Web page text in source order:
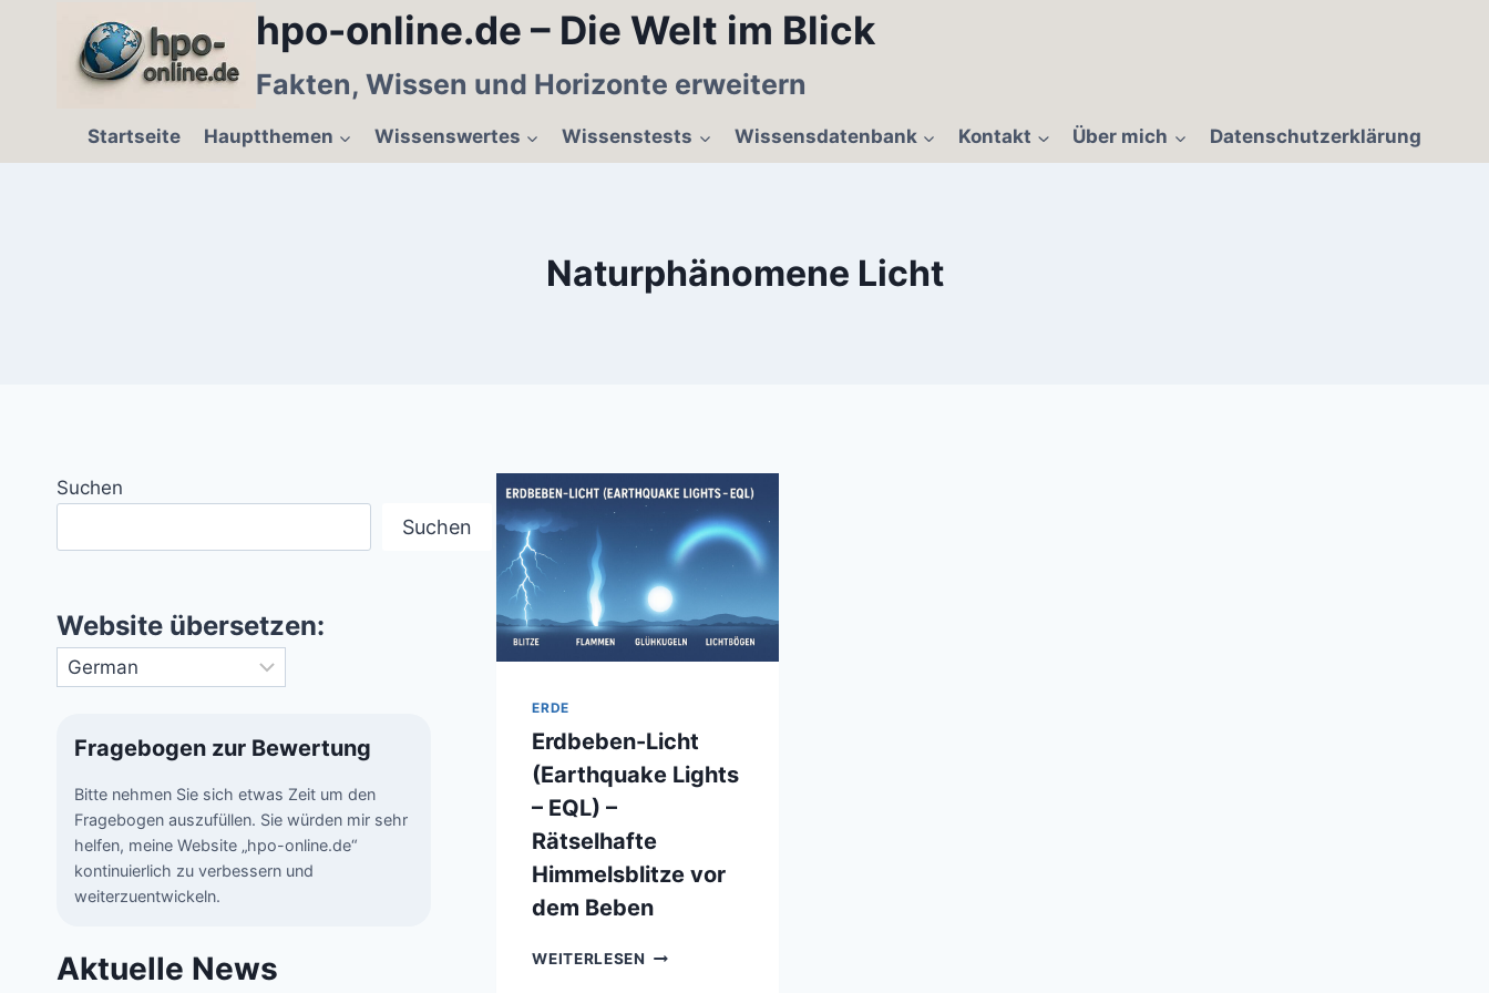
hpo-online.de – Die Welt im Blick
Fakten, Wissen und Horizonte erweitern
Startseite Hauptthemen Wissenswertes Wissenstests Wissensdatenbank Kontakt Über mich Datenschutzerklärung
Naturphänomene Licht
ERDE
Erdbeben-Licht
(Earthquake Lights
– EQL) –
Rätselhafte
Himmelsblitze vor
dem Beben
WEITERLESEN ERDBEBEN-
Suchen
Suchen
Website übersetzen:
Fragebogen zur Bewertung
Bitte nehmen Sie sich etwas Zeit um den
Fragebogen auszufüllen. Sie würden mir sehr
helfen, meine Website „hpo-online.de“
kontinuierlich zu verbessern und
weiterzuentwickeln.
Aktuelle News